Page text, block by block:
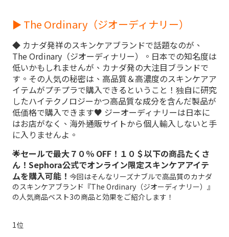
► The Ordinary（ジオーディナリー）
◆ カナダ発祥のスキンケアブランドで話題なのが、
The Ordinary（ジオーディナリー）。日本での知名度は
低いかもしれませんが、カナダ発の大注目ブランドで
す。その人気の秘密は、高品質＆高濃度のスキンケアア
イテムがプチプラで購入できるということ！独自に研究
したハイテクノロジーかつ高品質な成分を含んだ製品が
低価格で購入できます♥ ジーオーディナリーは日本に
はお店がなく、海外通販サイトから個人輸入しないと手
に入りませんよ。
🌟セールで最大７０％ OFF！１０＄以下の商品たくさ
ん！Sephora公式でオンライン限定スキンケアアイテ
ムを購入可能！ 今回はそんなリーズナブルで高品質のカナダ
のスキンケアブランド『The Ordinary（ジオーディナリー） 』
の人気商品ベスト3の商品と効果をご紹介します！
1位